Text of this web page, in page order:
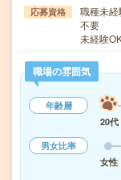
応募資格
職種未経
不要
未経験
職場の雰囲気
年齢層
20代
男女比率
女性